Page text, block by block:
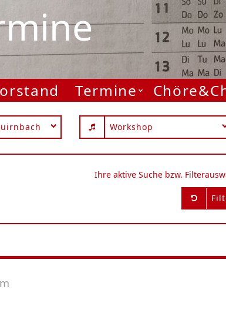
Termine
Workshop
Ihre aktive Suche bzw.